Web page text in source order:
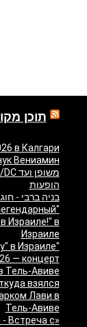
תוכן
в Калгари
Вениамин
הופעות
בניה ברבי - חוגג עשור על
Израиле!" в
Израиле
"Песняры — Pesniary" в Израиле
— концерт
Тель-Авиве
взялся
Лави в
Тель-Авиве
- Встреча с